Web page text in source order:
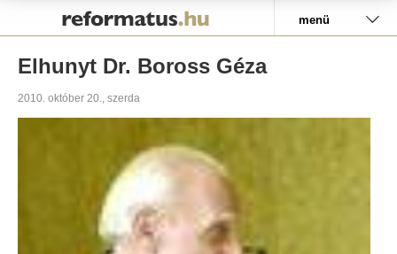
menü
Elhunyt Dr. Boross Géza
2010. október 20., szerda